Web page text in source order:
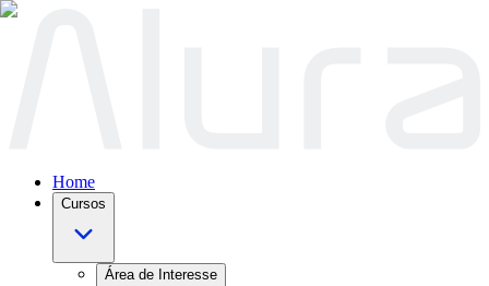
Home
Cursos
Área de Interesse